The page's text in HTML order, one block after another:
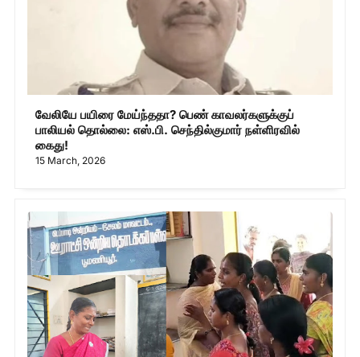
வேலியே பயிரை மேய்ந்ததா? பெண் காவலர்களுக்குப்
பாலியல் தொல்லை: எஸ்.பி. செந்தில்குமார் நள்ளிரவில்
கைது!
15 March, 2026